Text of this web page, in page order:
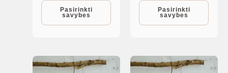
Pasirinkti
savybes
variants.
The
be
Pasirinkti
savybes
variants.
The
be